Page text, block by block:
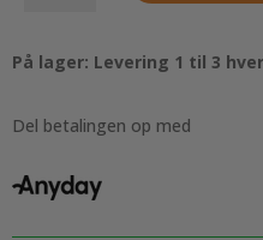
mænd,
antal
På lager: Levering 1 til 3
Del betalingen op med